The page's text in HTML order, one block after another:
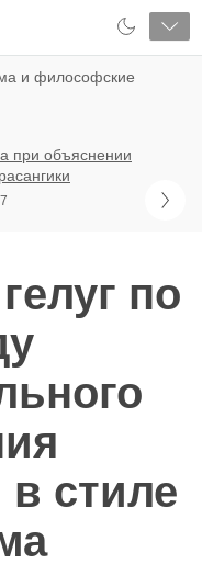
и философские
при объяснении
по
в стиле